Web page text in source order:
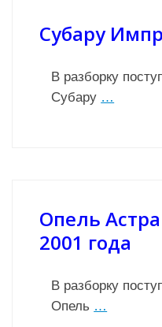
Субару
В разборку
Субару …
Опель
2001 года
В разборку
Опель …